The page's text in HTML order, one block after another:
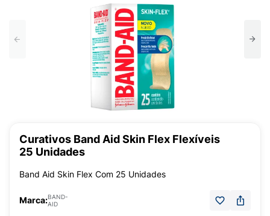
Curativos Band Aid Skin Flex Flexíveis
25 Unidades
Band Aid Skin Flex Com 25 Unidades
Marca:BAND-
AID